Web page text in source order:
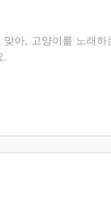
아, 고양이를 노래하
.